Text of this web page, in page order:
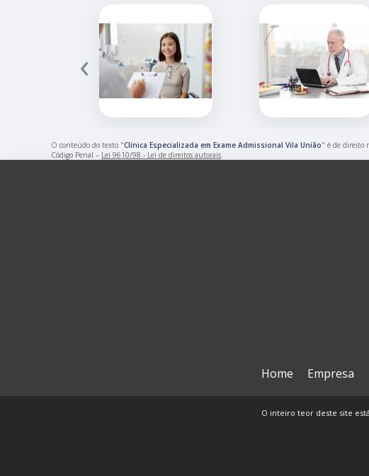
‹
O conteúdo do texto "Clínica Especializada em Exame Admissional Vila União" é de direito
Código Penal – Lei 9610/98 - Lei de direitos autorais.
Home Empresa
O inteiro teor deste site